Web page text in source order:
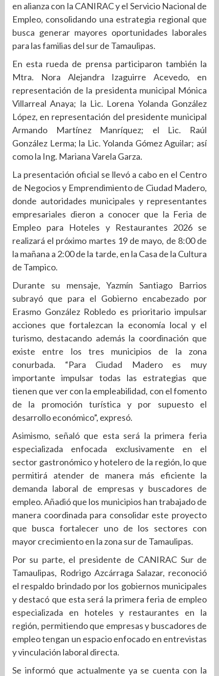
en alianza con la CANIRAC y el Servicio Nacional de
Empleo, consolidando una estrategia regional que
busca generar mayores oportunidades laborales
para las familias del sur de Tamaulipas.
En esta rueda de prensa participaron también la
Mtra. Nora Alejandra Izaguirre Acevedo, en
representación de la presidenta municipal Mónica
Villarreal Anaya; la Lic. Lorena Yolanda González
López, en representación del presidente municipal
Armando Martínez Manríquez; el Lic. Raúl
González Lerma; la Lic. Yolanda Gómez Aguilar; así
como la Ing. Mariana Varela Garza.
La presentación oficial se llevó a cabo en el Centro
de Negocios y Emprendimiento de Ciudad Madero,
donde autoridades municipales y representantes
empresariales dieron a conocer que la Feria de
Empleo para Hoteles y Restaurantes 2026 se
realizará el próximo martes 19 de mayo, de 8:00 de
la mañana a 2:00 de la tarde, en la Casa de la Cultura
de Tampico.
Durante su mensaje, Yazmín Santiago Barrios
subrayó que para el Gobierno encabezado por
Erasmo González Robledo es prioritario impulsar
acciones que fortalezcan la economía local y el
turismo, destacando además la coordinación que
existe entre los tres municipios de la zona
conurbada. “Para Ciudad Madero es muy
importante impulsar todas las estrategias que
tienen que ver con la empleabilidad, con el fomento
de la promoción turística y por supuesto el
desarrollo económico”, expresó.
Asimismo, señaló que esta será la primera feria
especializada enfocada exclusivamente en el
sector gastronómico y hotelero de la región, lo que
permitirá atender de manera más eficiente la
demanda laboral de empresas y buscadores de
empleo. Añadió que los municipios han trabajado de
manera coordinada para consolidar este proyecto
que busca fortalecer uno de los sectores con
mayor crecimiento en la zona sur de Tamaulipas.
Por su parte, el presidente de CANIRAC Sur de
Tamaulipas, Rodrigo Azcárraga Salazar, reconoció
el respaldo brindado por los gobiernos municipales
y destacó que esta será la primera feria de empleo
especializada en hoteles y restaurantes en la
región, permitiendo que empresas y buscadores de
empleo tengan un espacio enfocado en entrevistas
y vinculación laboral directa.
Se informó que actualmente ya se cuenta con la